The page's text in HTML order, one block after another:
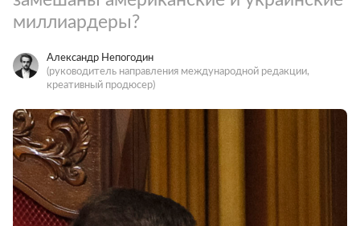
миллиардеры?
Александр Непогодин
(руководитель направления международной редакции,
креативный продюсер)